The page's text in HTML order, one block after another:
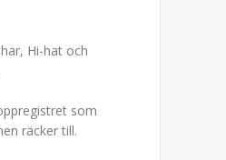
Hi-hat och
som
räcker till.